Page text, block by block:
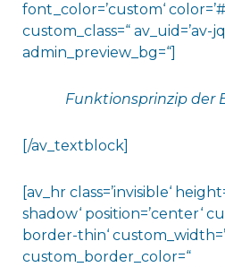
font_color=’custom‘
custom_class=“ av_uid=’av-
admin_preview_bg=“]
Funktionsprinzip der
[/av_textblock]
[av_hr class=’invisible‘
shadow‘ position=’center‘
border-thin‘
custom_border_color=“